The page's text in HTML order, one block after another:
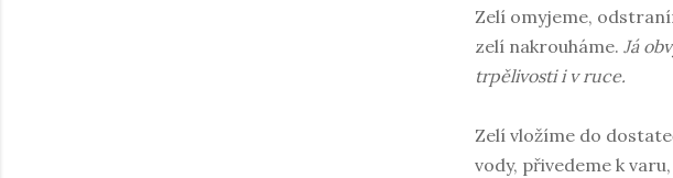
Zelí omyjeme,
zelí nakrouháme. Já
trpělivosti i v ruce.
Zelí vložíme do
vody, přivedeme k